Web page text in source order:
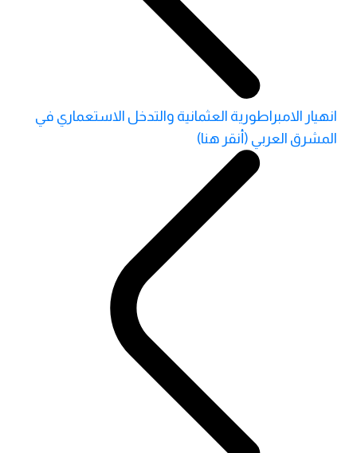
انهيار الامبراطورية العثمانية والتدخل الاستعماري في
المشرق العربي (أنقر هنا)